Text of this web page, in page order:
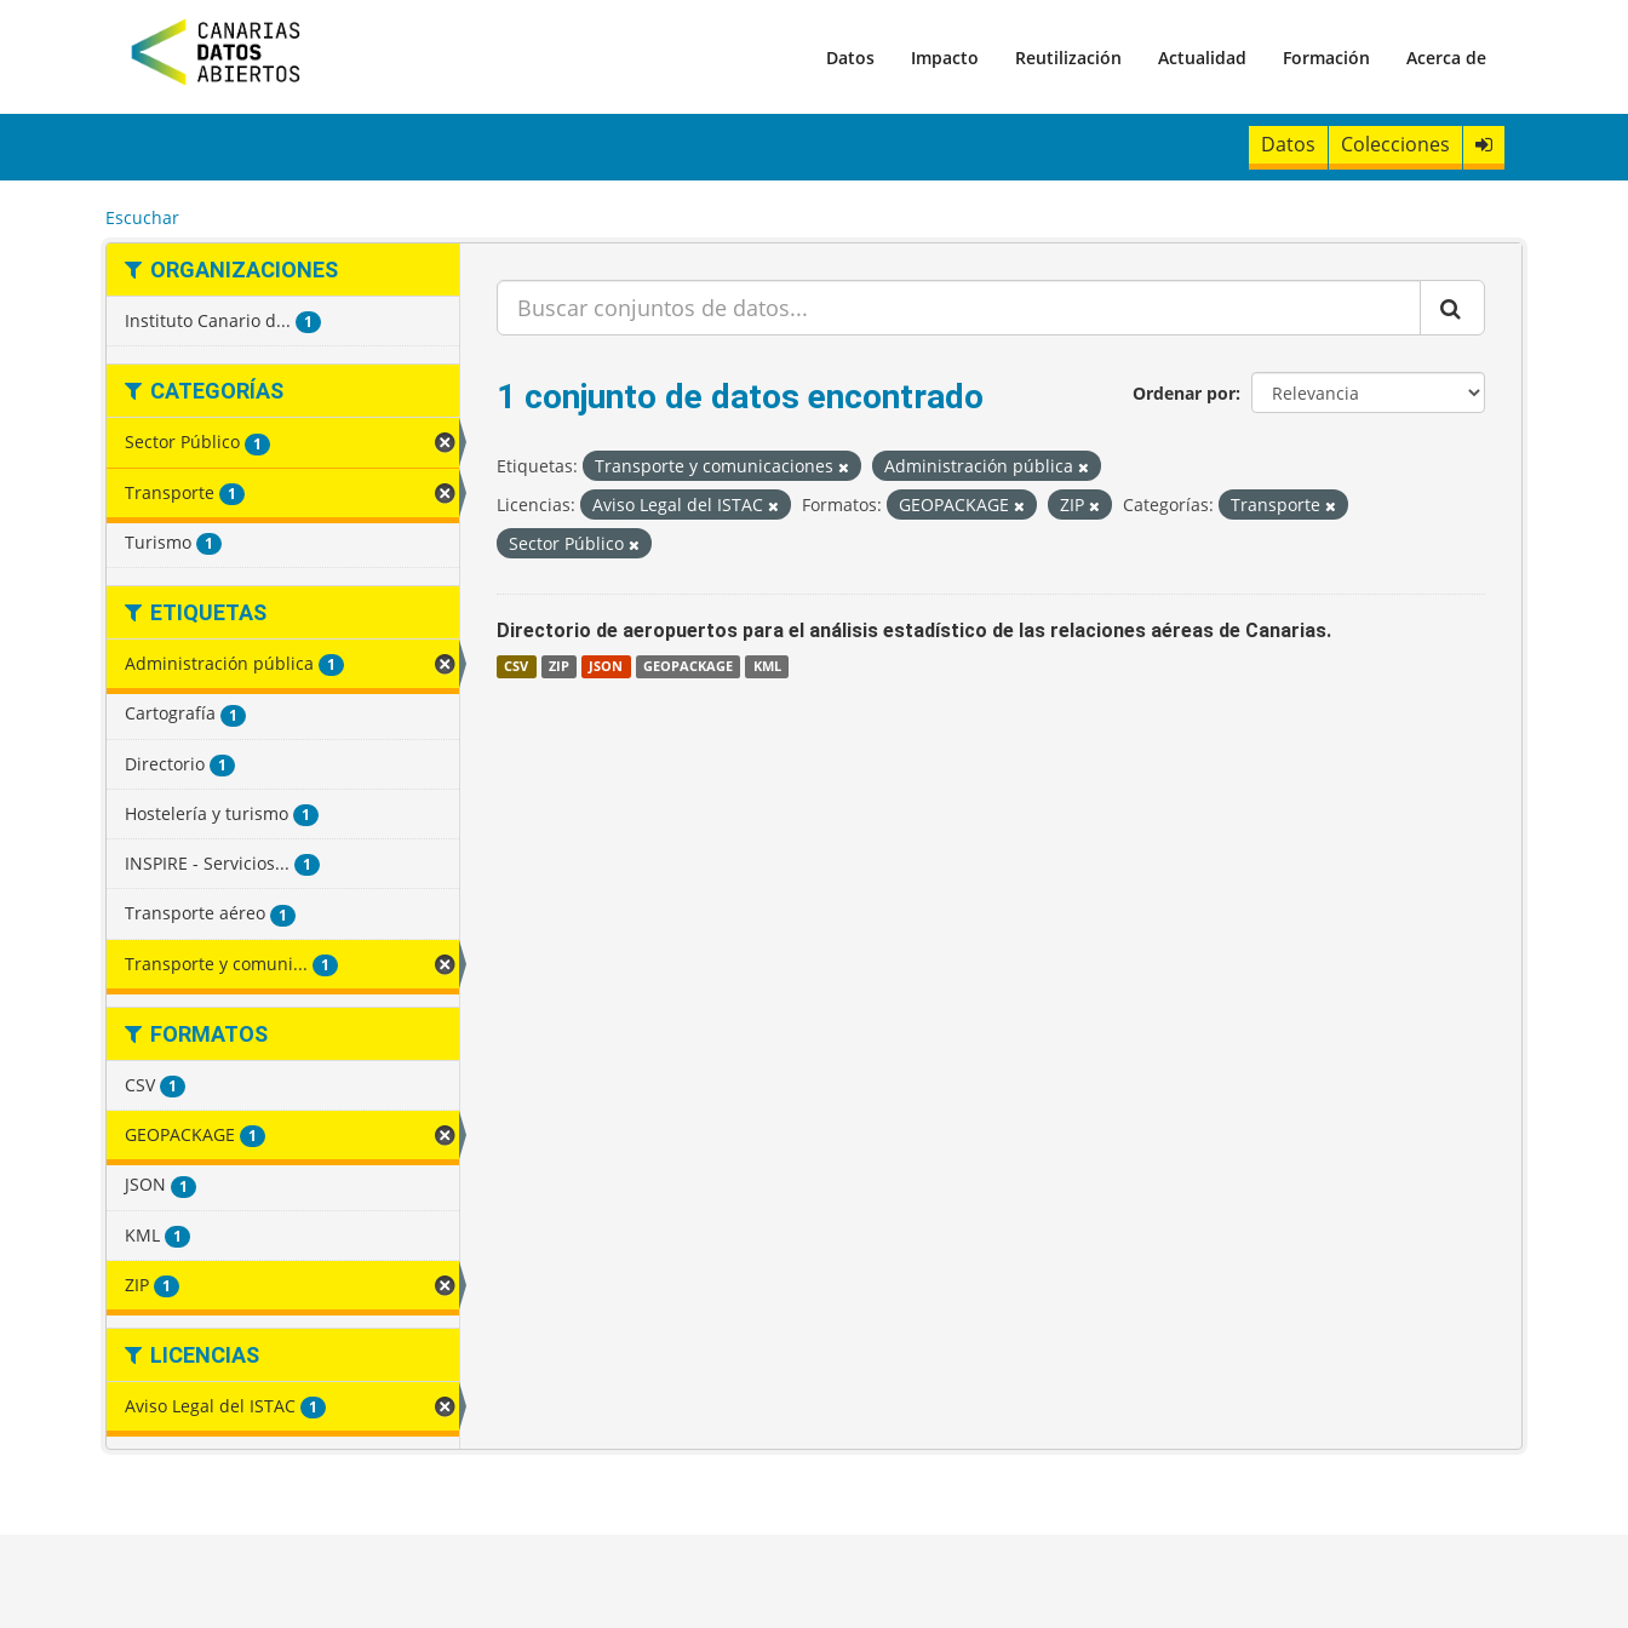
t
Datos Impacto Reutilización Actualidad Formación Acerca de
Datos Colecciones
Escuchar
ORGANIZACIONES
Instituto Canario d... 1
CATEGORÍAS
Sector Público 1
Transporte 1
Turismo 1
ETIQUETAS
Administración pública 1
Cartografía 1
Directorio 1
Hostelería y turismo 1
INSPIRE - Servicios... 1
Transporte aéreo 1
Transporte y comuni... 1
FORMATOS
CSV 1
GEOPACKAGE 1
JSON 1
KML 1
ZIP 1
LICENCIAS
Aviso Legal del ISTAC 1
Ordenar por
1 conjunto de datos encontrado
Etiquetas: Transporte y comunicaciones
Administración pública
Licencias:
Aviso Legal del ISTAC Formatos: GEOPACKAGE ZIP Categorías:
Transporte
Sector Público
Directorio de aeropuertos para el análisis estadístico de las relaciones aéreas de Canarias.
CSV ZIP JSON GEOPACKAGE KML